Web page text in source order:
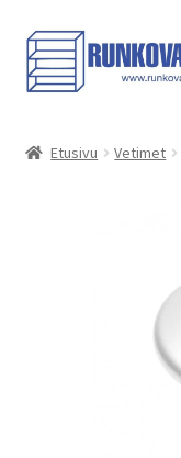
Siirry
navigointiin
Siirry
sisältöön
Etusivu Vetimet